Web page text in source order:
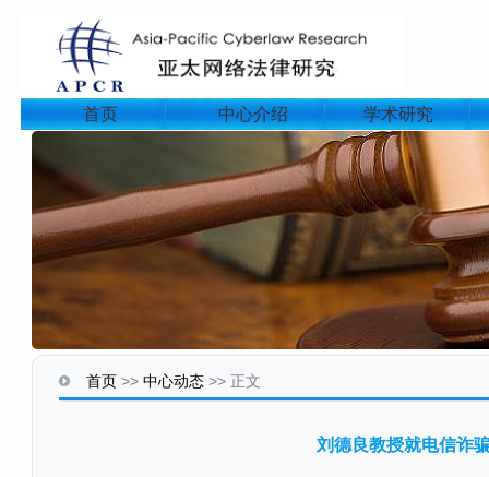
首页 中心介绍 学术研究
首页>> 中心动态>> 正文
刘德良教授就电信诈